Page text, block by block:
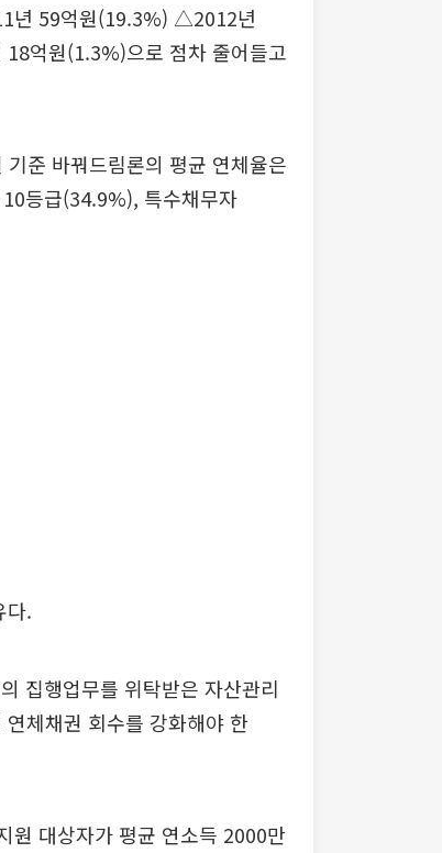
59억원(19.3%) △2012년
억원(1.3%)으로 점차 줄어들고
준 바꿔드림론의 평균 연체율은
등급(34.9%), 특수채무자
다.
집행업무를 위탁받은 자산관리
체채권 회수를 강화해야 한
대상자가 평균 연소득 2000만